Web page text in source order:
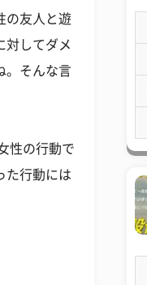
の友人と遊
対してダメ
。そんな言
性の行動で
た行動には